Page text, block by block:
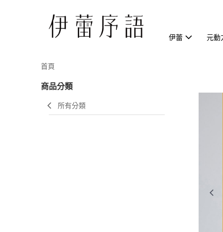
伊蕾 元動
首頁
商品分類
所有分類